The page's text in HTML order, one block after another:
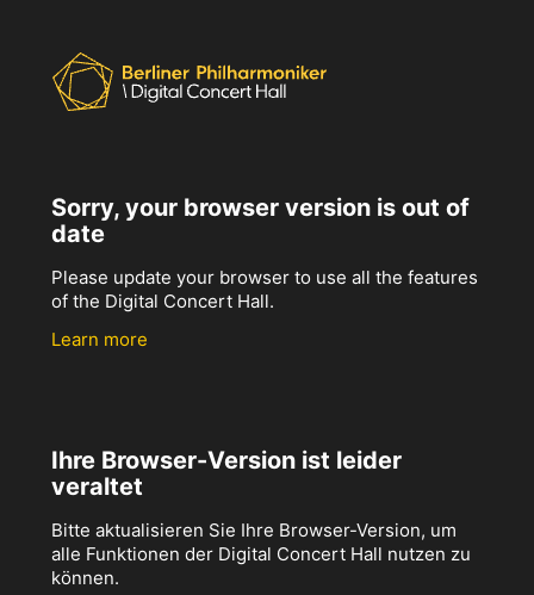
Sorry, your browser version is out of
date
Please update your browser to use all the features
of the Digital Concert Hall.
Learn more
Ihre Browser-Version ist leider
veraltet
Bitte aktualisieren Sie Ihre Browser-Version, um
alle Funktionen der Digital Concert Hall nutzen zu
können.